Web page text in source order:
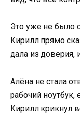
Это уже не было
Кирилл прямо
дала из доверия,
Алёна не стала
рабочий
Кирилл крикнул